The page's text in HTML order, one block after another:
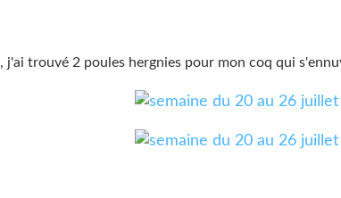
j'ai trouvé 2 poules hergnies pour mon coq qui